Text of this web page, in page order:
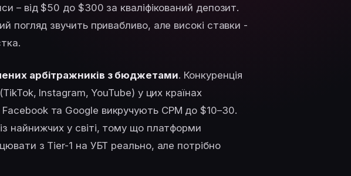
– від $50 до $300 за кваліфікований депозит.
погляд звучить привабливо, але високі ставки -
арбітражників з бюджетами. Конкуренція
Instagram, YouTube) у цих країнах
та Google викручують CPM до $10–30.
найнижчих у світі, тому що платформи
з Tier-1 на УБТ реально, але потрібно